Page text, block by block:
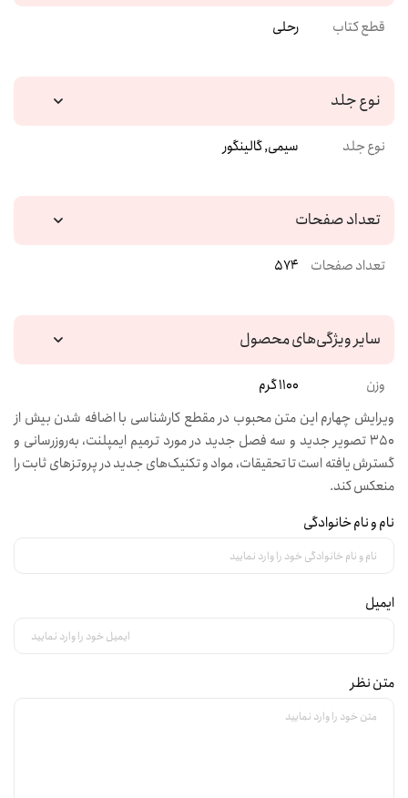
قطع کتاب رحلی
نوع جلد
نوع جلد سیمی, گالینگور
تعداد صفحات
تعداد صفحات 574
سایر ویژگی‌های محصول
وزن
1100 گرم
ویرایش چهارم این متن محبوب در مقطع کارشناسی با اضافه شدن بیش از
350 تصویر جدید و سه فصل جدید در مورد ترمیم ایمپلنت، به‌روزرسانی و
گسترش یافته است تا تحقیقات، مواد و تکنیک‌های جدید در پروتزهای ثابت را
منعکس کند.
نام و نام خانوادگی
ایمیل
متن نظر